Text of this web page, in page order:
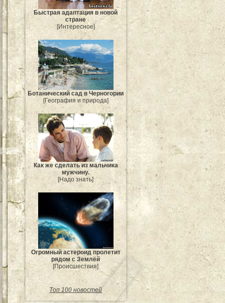
Быстрая адаптация в новой
стране
[Интересное]
Ботанический сад в Черногории
[География и природа]
Как же сделать из мальчика
мужчину.
[Надо знать]
Огромный астероид пролетит
рядом с Землёй
[Происшествия]
Топ 100 новостей